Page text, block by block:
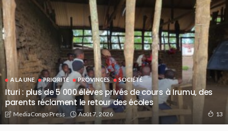
A LA UNE PRIORITE PROVINCES SOCIÉTÉ
Ituri : plus de 5 000 élèves privés de cours à Irumu, des
parents réclament le retour des écoles
MediaCongo Press Août 7, 2026 13